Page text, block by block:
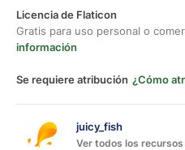
Licencia de Flaticon
Gratis para uso personal o
información
Se requiere atribución ¿Cómo
juicy_fish
Ver todos los